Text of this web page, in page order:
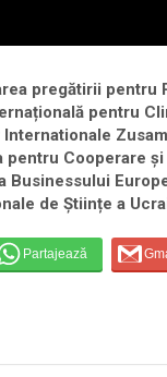
pregătirii pentru
pentru
Cooperare și
de Științe a